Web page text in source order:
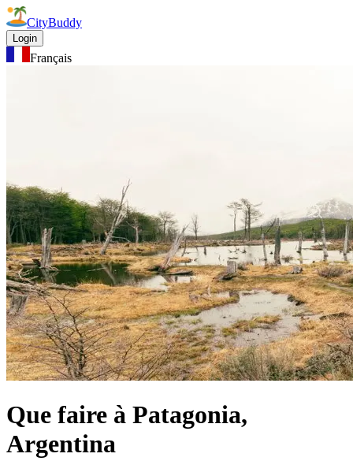
CityBuddy
Login
Français
Que faire à Patagonia,
Argentina